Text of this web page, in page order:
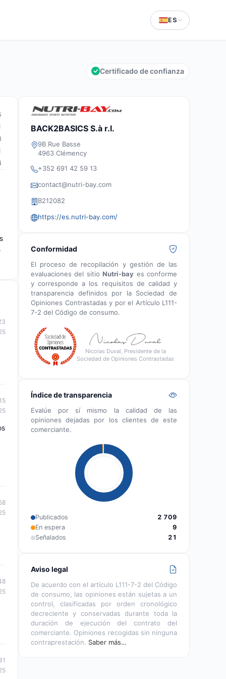
ES
Certificado de confianza
BACK2BASICS S.à r.l.
9B Rue Basse
4963 Clémency
+352 691 42 59 13
contact@nutri-bay.com
B212082
https://es.nutri-bay.com/
Conformidad
El proceso de recopilación y gestión de las
evaluaciones del sitioNutri-bay es conforme
y corresponde a los requisitos de calidad y
transparencia definidos por la Sociedad de
Opiniones Contrastadas y por el Artículo L111-
7-2 del Código de consumo.
Nicolas Duval, Presidente de la
Sociedad de Opiniones Contrastadas
Índice de transparencia
Evalúe por sí mismo la calidad de las
opiniones dejadas por los clientes de este
comerciante.
Publicados
2 709
En espera
9
Señalados
21
Aviso legal
De acuerdo con el artículo L111-7-2 del Código
de consumo, las opiniones están sujetas a un
control, clasificadas por orden cronológico
decreciente y conservadas durante toda la
duración de ejecución del contrato del
comerciante. Opiniones recogidas sin ninguna
contraprestación. Saber más…